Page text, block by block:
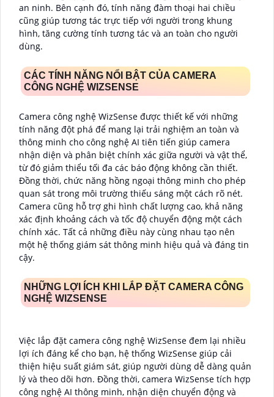
an ninh. Bên cạnh đó, tính năng đàm thoại hai chiều
cũng giúp tương tác trực tiếp với người trong khung
hình, tăng cường tính tương tác và an toàn cho người
dùng.
CÁC TÍNH NĂNG NỔI BẬT CỦA CAMERA
CÔNG NGHỆ WIZSENSE
Camera công nghệ WizSense được thiết kế với những
tính năng đột phá để mang lại trải nghiệm an toàn và
thông minh cho công nghệ AI tiên tiến giúp camera
nhận diện và phân biệt chính xác giữa người và vật thể,
từ đó giảm thiểu tối đa các báo động không cần thiết.
Đồng thời, chức năng hồng ngoại thông minh cho phép
quan sát trong môi trường thiếu sáng một cách rõ nét.
Camera cũng hỗ trợ ghi hình chất lượng cao, khả năng
xác định khoảng cách và tốc độ chuyển động một cách
chính xác. Tất cả những điều này cùng nhau tạo nên
một hệ thống giám sát thông minh hiệu quả và đáng tin
cậy.
NHỮNG LỢI ÍCH KHI LẮP ĐẶT CAMERA CÔNG
NGHỆ WIZSENSE
Việc lắp đặt camera công nghệ WizSense đem lại nhiều
lợi ích đáng kể cho bạn, hệ thống WizSense giúp cải
thiện hiệu suất giám sát, giúp người dùng dễ dàng quản
lý và theo dõi hơn. Đồng thời, camera WizSense tích hợp
công nghệ AI thông minh, nhận diện chuyển động và